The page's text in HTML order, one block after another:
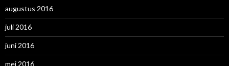
augustus 2016
juli 2016
juni 2016
mei 2016